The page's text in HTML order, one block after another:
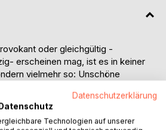
oder gleichgültig -
erscheinen mag, ist es in keiner
vielmehr so: Unschöne
die unerwartet kommen und
in einen Trancezustand
unter den Füßen wegreißen -
Datenschutzerklärung
Technologien auf unserer